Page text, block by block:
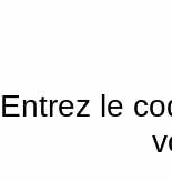
Entrez le